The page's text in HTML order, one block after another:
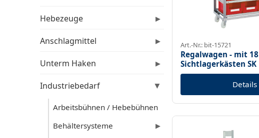
Hebezeuge ▶
Anschlagmittel ▶
Unterm Haken ▶
Industriebedarf ▶
Arbeitsbühnen / Hebebühnen
Behältersysteme
▶
Art.-Nr.: bit-15721
Regalwagen - mit 18
Sichtlagerkästen SK
Details